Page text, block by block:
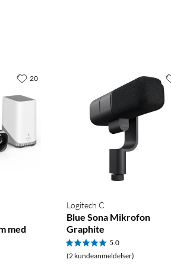
med
20
Logitech C
Blue Sona Mikrofon
Graphite
5.0
(2 kundeanmeldelser)